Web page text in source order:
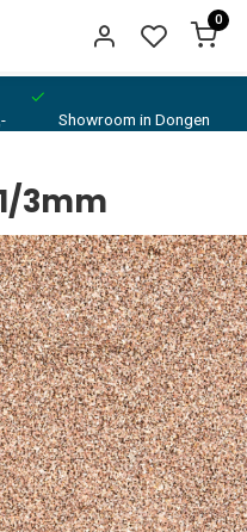
0
Showroom in Dongen
3mm